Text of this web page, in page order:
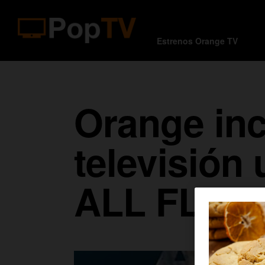
Estrenos Orange TV
Orange
televisión
ALL